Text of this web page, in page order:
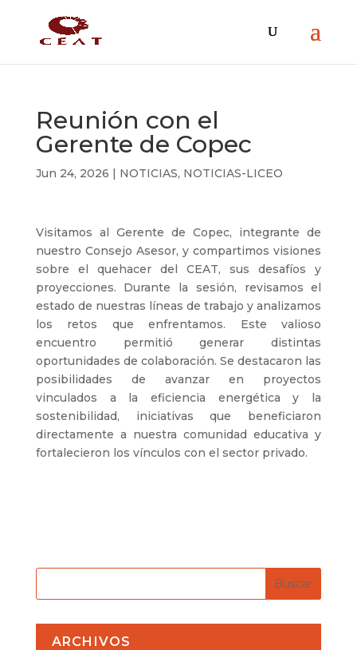
Reunión con el
Gerente de Copec
Jun 24, 2026 | NOTICIAS, NOTICIAS-LICEO
Visitamos al Gerente de Copec, integrante de
nuestro Consejo Asesor, y compartimos visiones
sobre el quehacer del CEAT, sus desafíos y
proyecciones. Durante la sesión, revisamos el
estado de nuestras líneas de trabajo y analizamos
los retos que enfrentamos. Este valioso
encuentro permitió generar distintas
oportunidades de colaboración. Se destacaron las
posibilidades de avanzar en proyectos
vinculados a la eficiencia energética y la
sostenibilidad, iniciativas que beneficiaron
directamente a nuestra comunidad educativa y
fortalecieron los vínculos con el sector privado.
ARCHIVOS